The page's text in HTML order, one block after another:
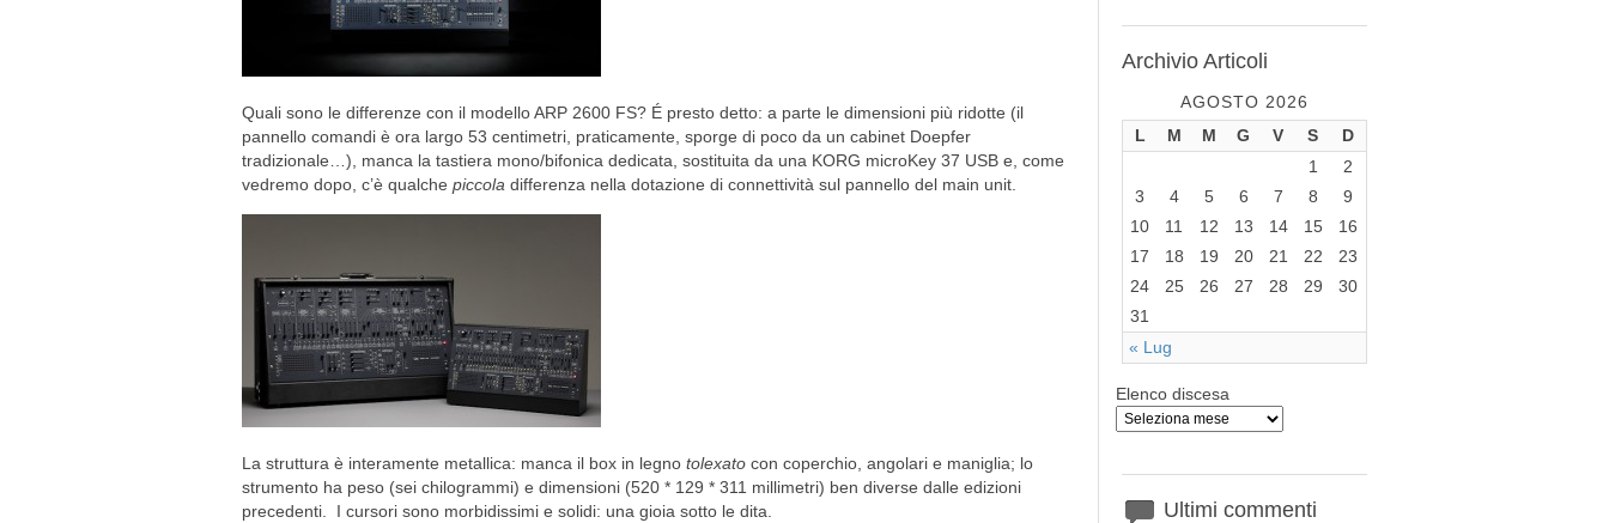
Quali sono le differenze con il modello ARP 2600 FS? É presto detto: a parte le dimensioni più ridotte (il
pannello comandi è ora largo 53 centimetri, praticamente, sporge di poco da un cabinet Doepfer
tradizionale…), manca la tastiera mono/bifonica dedicata, sostituita da una KORG microKey 37 USB e, come
vedremo dopo, c’è qualche piccola differenza nella dotazione di connettività sul pannello del main unit.
La struttura è interamente metallica: manca il box in legno tolexato con coperchio, angolari e maniglia; lo
strumento ha peso (sei chilogrammi) e dimensioni (520 * 129 * 311 millimetri) ben diverse dalle edizioni
precedenti.
I cursori sono morbidissimi e solidi: una gioia sotto le dita.
Archivio Articoli
AGOSTO 2026
L
M M G V S D
« Lug
1
2
3
4 5 6 7 8
9
10
11 12 13 14 15
16
17
18 19 20 21 22
23
24
25 26 27 28 29
30
31
Elenco discesa
Ultimi commenti